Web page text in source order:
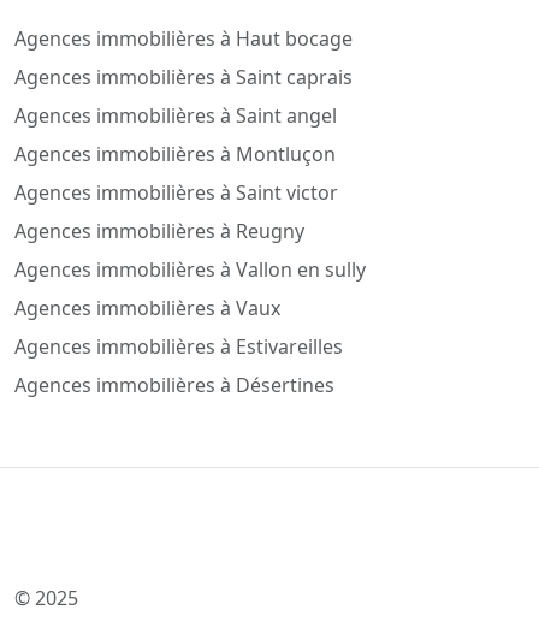
Agences immobilières à Haut bocage
Agences immobilières à Saint caprais
Agences immobilières à Saint angel
Agences immobilières à Montluçon
Agences immobilières à Saint victor
Agences immobilières à Reugny
Agences immobilières à Vallon en sully
Agences immobilières à Vaux
Agences immobilières à Estivareilles
Agences immobilières à Désertines
© 2025